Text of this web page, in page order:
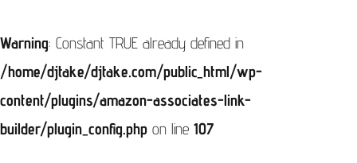
Warning: Constant TRUE already defined in
/home/djtake/djtake.com/public_html/wp-
content/plugins/amazon-associates-link-
builder/plugin_config.php on line 107